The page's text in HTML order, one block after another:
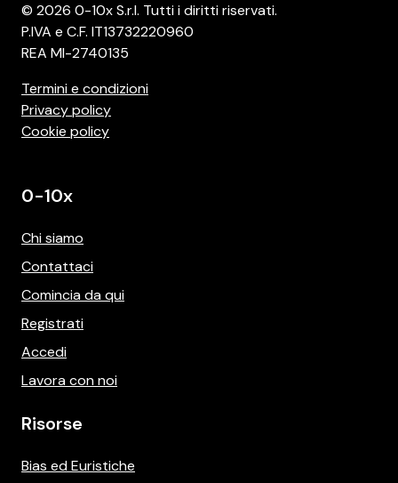
© 2026 0-10x S.r.l. Tutti i diritti riservati.
P.IVA e C.F. IT13732220960
REA MI-2740135
Termini e condizioni
Privacy policy
Cookie policy
0-10x
Chi siamo
Contattaci
Comincia da qui
Registrati
Accedi
Lavora con noi
Risorse
Bias ed Euristiche